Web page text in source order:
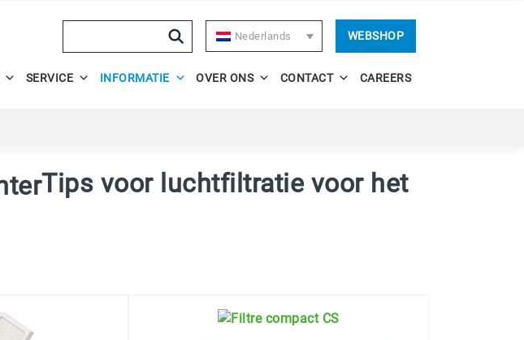
Nederlands WEBSHOP
SERVICE INFORMATIE OVER ONS CONTACT CAREERS
Tips voor luchtfiltratie voor het